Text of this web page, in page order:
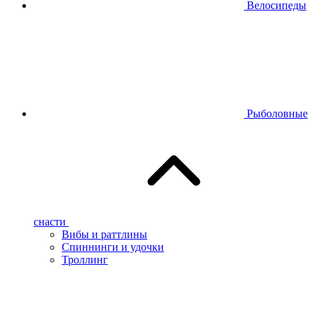
Велосипеды
Рыболовные
снасти
Вибы и раттлины
Спиннинги и удочки
Троллинг